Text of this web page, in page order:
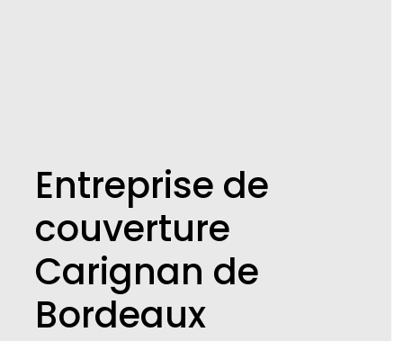
Entreprise de
couverture
Carignan de
Bordeaux